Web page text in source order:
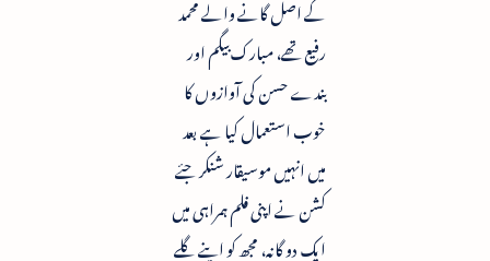
کے اصل گانے والے محمد
رفیع تھے، مبارک بیگم اور
بندے حسن کی آوازوں کا
خوب استعمال کیا ہے بعد
میں انہیں موسیقار شنکر جئے
کشن نے اپنی فلم ہمراہی میں
ایک دو گانہ، مجھ کو اپنے گلے